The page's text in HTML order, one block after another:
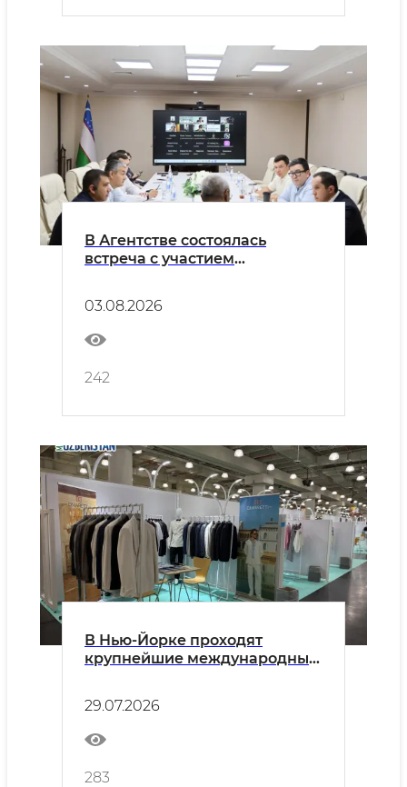
В Агентстве состоялась
встреча с участием
лёгкой промышленности.
03.08.2026
242
В Нью-Йорке проходят
крупнейшие международные
29.07.2026
283